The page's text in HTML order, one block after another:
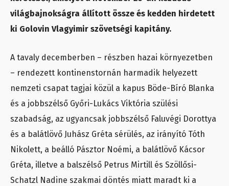
világbajnokságra állított össze és kedden hirdetett
ki Golovin Vlagyimir szövetségi kapitány.
A tavaly decemberben – részben hazai környezetben
– rendezett kontinenstornán harmadik helyezett
nemzeti csapat tagjai közül a kapus Böde-Bíró Blanka
és a jobbszélső Győri-Lukács Viktória szülési
szabadság, az ugyancsak jobbszélső Faluvégi Dorottya
és a balátlövő Juhász Gréta sérülés, az irányító Tóth
Nikolett, a beálló Pásztor Noémi, a balátlövő Kácsor
Gréta, illetve a balszélső Petrus Mirtill és Szöllősi-
Schatzl Nadine szakmai döntés miatt maradt ki a